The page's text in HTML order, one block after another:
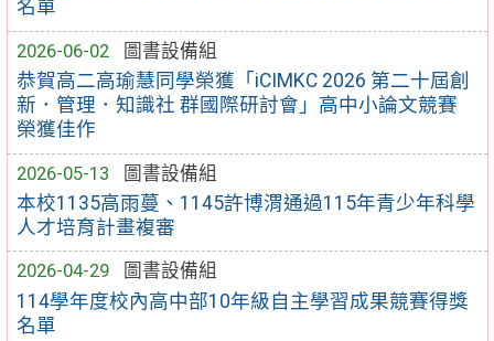
名單
2026-06-02
圖書設備組
恭賀高二高瑜慧同學榮獲「iCIMKC 2026 第二十屆創
新．管理．知識社 群國際研討會」高中小論文競賽
榮獲佳作
2026-05-13
圖書設備組
本校1135高雨蔓、1145許博渭通過115年青少年科學
人才培育計畫複審
2026-04-29
圖書設備組
114學年度校內高中部10年級自主學習成果競賽得獎
名單